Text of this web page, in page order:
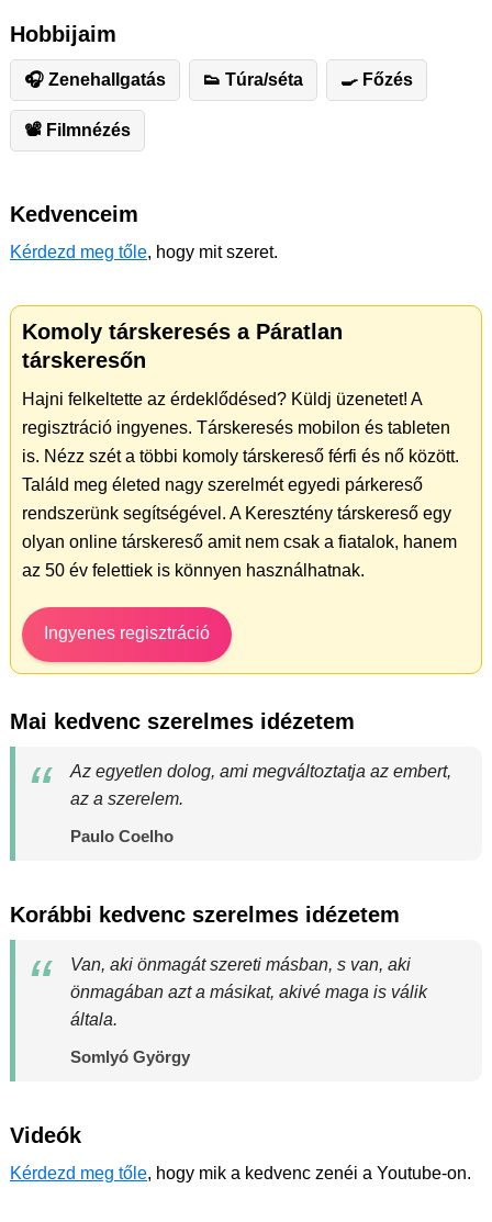
Hobbijaim
🎧 Zenehallgatás 👟 Túra/séta 🍳 Főzés
📽 Filmnézés
Kedvenceim
Kérdezd meg tőle, hogy mit szeret.
Komoly társkeresés a Páratlan
társkeresőn
Hajni felkeltette az érdeklődésed? Küldj üzenetet! A
regisztráció ingyenes. Társkeresés mobilon és tableten
is. Nézz szét a többi komoly társkereső férfi és nő között.
Találd meg életed nagy szerelmét egyedi párkereső
rendszerünk segítségével. A Keresztény társkereső egy
olyan online társkereső amit nem csak a fiatalok, hanem
az 50 év felettiek is könnyen használhatnak.
Ingyenes regisztráció
Mai kedvenc szerelmes idézetem
Az egyetlen dolog, ami megváltoztatja az embert,
az a szerelem.
Paulo Coelho
Korábbi kedvenc szerelmes idézetem
Van, aki önmagát szereti másban, s van, aki
önmagában azt a másikat, akivé maga is válik
általa.
Somlyó György
Videók
Kérdezd meg tőle, hogy mik a kedvenc zenéi a Youtube-on.